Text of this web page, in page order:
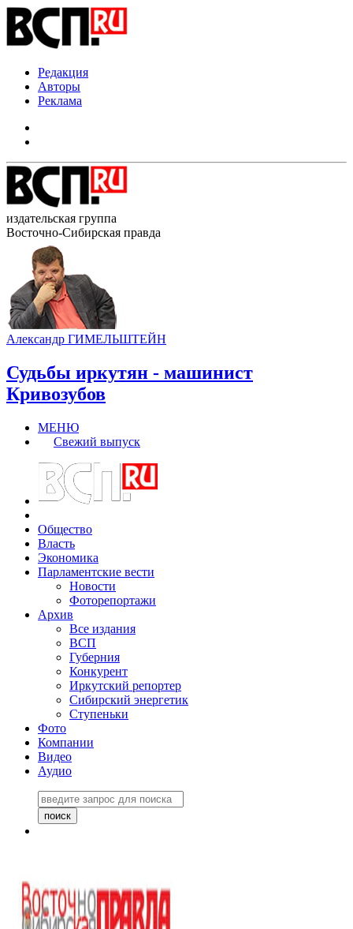
Редакция
Авторы
Реклама
издательская группа
Восточно-Сибирская правда
Александр ГИМЕЛЬШТЕЙН
Судьбы иркутян - машинист
Кривозубов
МЕНЮ
Свежий выпуск
Общество
Власть
Экономика
Парламентские вести
Новости
Фоторепортажи
Архив
Все издания
ВСП
Губерния
Конкурент
Иркутский репортер
Сибирский энергетик
Ступеньки
Фото
Компании
Видео
Аудио